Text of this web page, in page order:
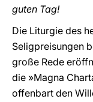
guten Tag!
Die Liturgie des
Seligpreisungen
große Rede
die »Magna
offenbart den